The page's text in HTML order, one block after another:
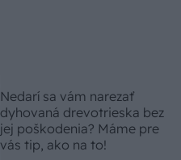
Nedarí sa vám narezať
dyhovaná drevotrieska bez
jej poškodenia? Máme pre
vás tip, ako na to!